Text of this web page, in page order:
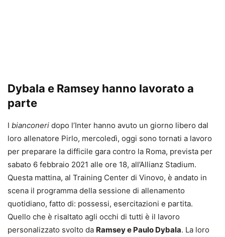
Dybala e Ramsey hanno lavorato a
parte
I bianconeri dopo l’Inter hanno avuto un giorno libero dal
loro allenatore Pirlo, mercoledì, oggi sono tornati a lavoro
per preparare la difficile gara contro la Roma, prevista per
sabato 6 febbraio 2021 alle ore 18, all’Allianz Stadium.
Questa mattina, al Training Center di Vinovo, è andato in
scena il programma della sessione di allenamento
quotidiano, fatto di: possessi, esercitazioni e partita.
Quello che è risaltato agli occhi di tutti è il lavoro
personalizzato svolto da Ramsey e Paulo Dybala. La loro